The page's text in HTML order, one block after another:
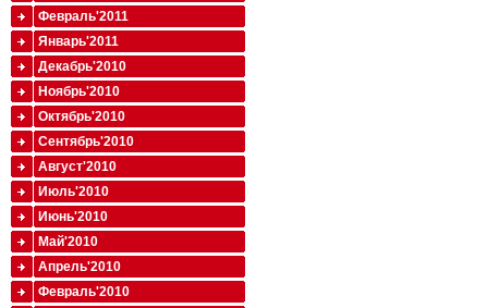
Февраль'2011
Январь'2011
Декабрь'2010
Ноябрь'2010
Октябрь'2010
Сентябрь'2010
Август'2010
Июль'2010
Июнь'2010
Май'2010
Апрель'2010
Февраль'2010